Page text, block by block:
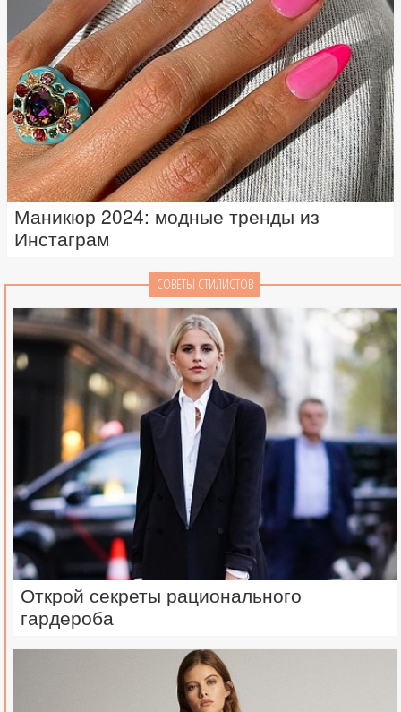
Маникюр 2024: модные тренды из
Инстаграм
СОВЕТЫ СТИЛИСТОВ
Открой секреты рационального
гардероба